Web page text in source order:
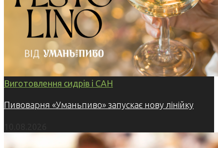
Виготовлення сидрів і САН
Пивоварня «Уманьпиво» запускає нову лінійку